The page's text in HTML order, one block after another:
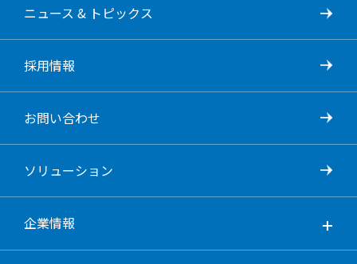
ニュース & トピックス
採用情報
お問い合わせ
ソリューション
企業情報